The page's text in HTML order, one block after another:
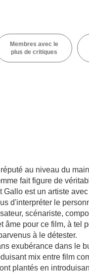
Membres avec le
plus de critiques
au niveau du
fait figure de
est un artiste
d'interpréter le
scénariste,
âme pour ce film, à tel
à le détester.
exubérance dans le
mix entre film
plantés en